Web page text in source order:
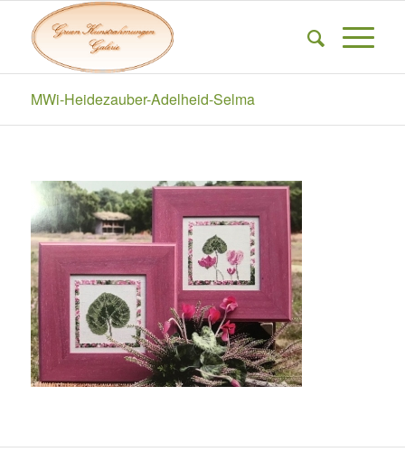
MWi-Heidezauber-Adelheid-Selma